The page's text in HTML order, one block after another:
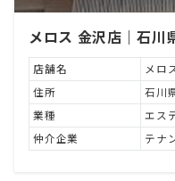
メロス 金沢店｜石川
店舗名
メロ
住所
石川
業種
エス
仲介企業
テナ